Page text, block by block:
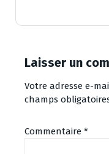
Laisser un
Votre adresse e-
champs
Commentaire *